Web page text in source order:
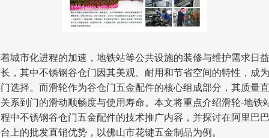
城市化进程的加速，地铁站等公共设施的装修与维护需求日益
，其中不锈钢谷仓门因其美观、耐用和节省空间的特性，成为
选择。而滑轮作为谷仓门五金配件的核心组成部分，其质量直
系到门的滑动顺畅度与使用寿命。本文将重点介绍滑轮-地铁
中不锈钢谷仓门五金配件的技术推广内容，并探讨在阿里巴巴
上的批发直销优势，以佛山市花键五金制品为例。